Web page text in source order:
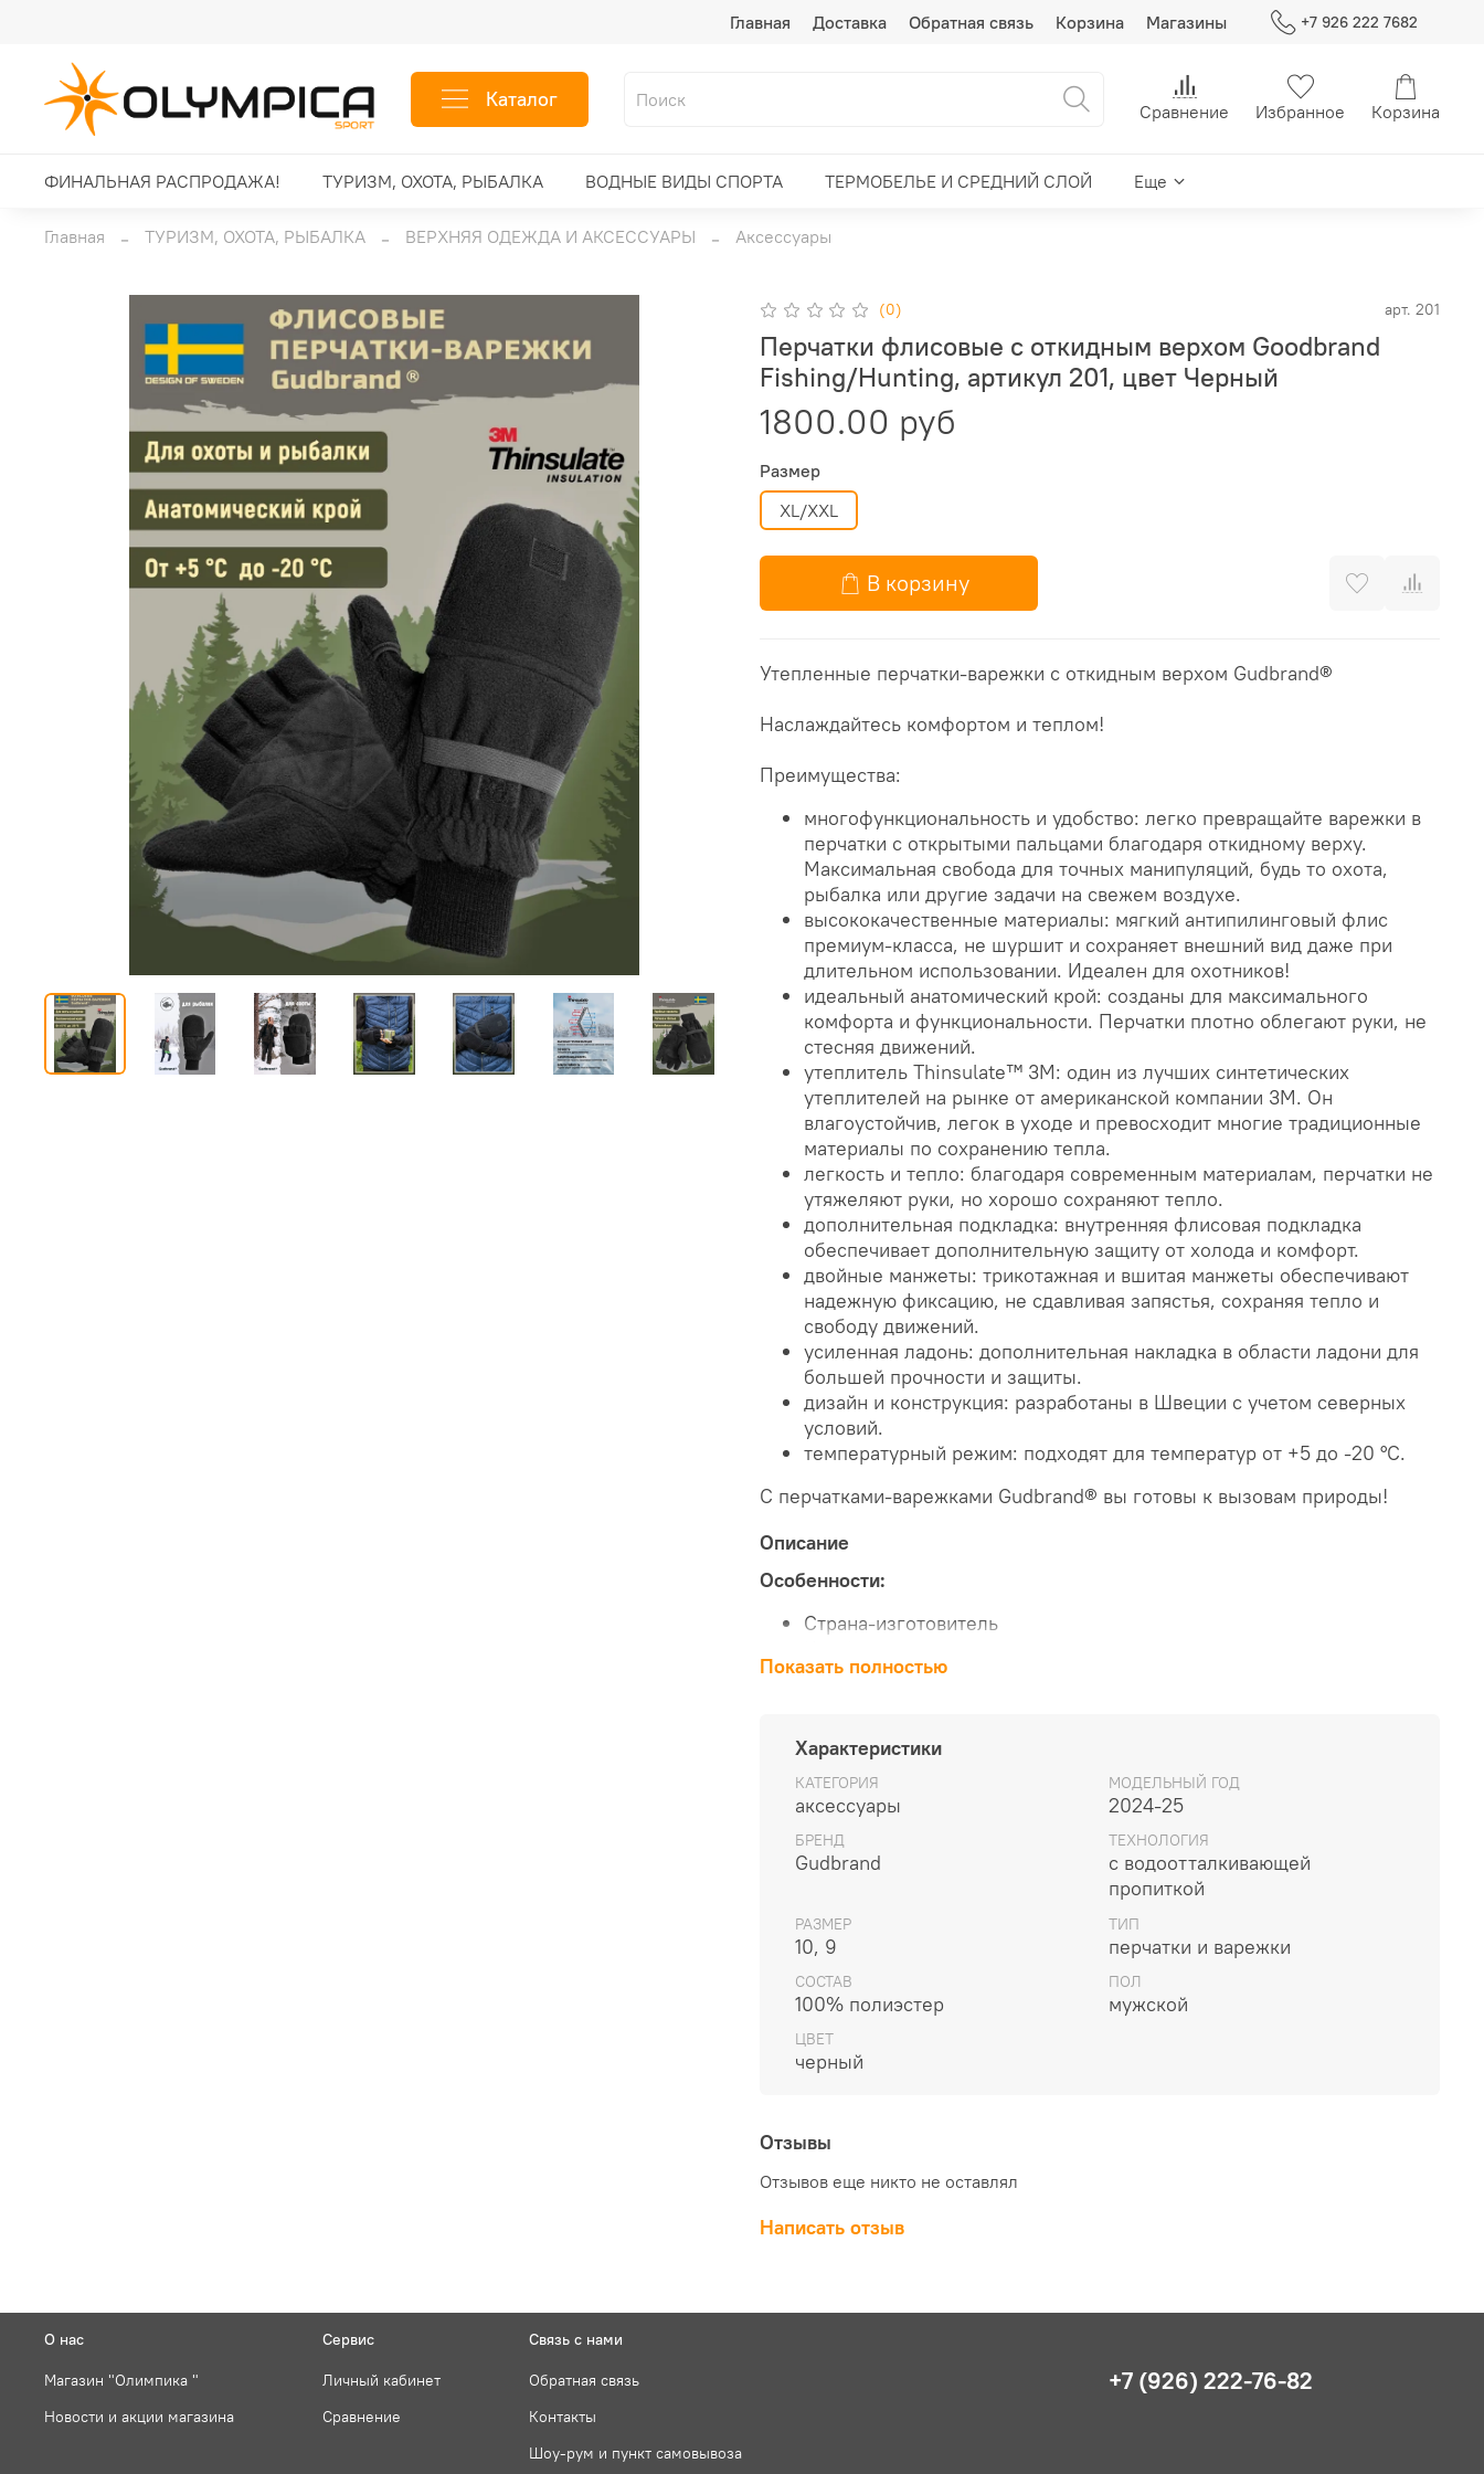
Главная Доставка Обратная связь Корзина Магазины +7 926 222 7682
Каталог Сравнение Избранное Корзина
ФИНАЛЬНАЯ РАСПРОДАЖА! ТУРИЗМ, ОХОТА, РЫБАЛКА ВОДНЫЕ ВИДЫ СПОРТА ТЕРМОБЕЛЬЕ И СРЕДНИЙ СЛОЙ Еще
Главная ТУРИЗМ, ОХОТА, РЫБАЛКА ВЕРХНЯЯ ОДЕЖДА И АКСЕССУАРЫ Аксессуары
(0) арт. 201
Перчатки флисовые с откидным верхом Goodbrand
Fishing/Hunting, артикул 201, цвет Черный
1800.00 руб
Размер
XL/XXL
В корзину
Утепленные перчатки-варежки с откидным верхом Gudbrand®
Наслаждайтесь комфортом и теплом!
Преимущества:
многофункциональность и удобство: легко превращайте варежки в
перчатки с открытыми пальцами благодаря откидному верху.
Максимальная свобода для точных манипуляций, будь то охота,
рыбалка или другие задачи на свежем воздухе.
высококачественные материалы: мягкий антипилинговый флис
премиум-класса, не шуршит и сохраняет внешний вид даже при
длительном использовании. Идеален для охотников!
идеальный анатомический крой: созданы для максимального
комфорта и функциональности. Перчатки плотно облегают руки, не
стесняя движений.
утеплитель Thinsulate™ 3M: один из лучших синтетических
утеплителей на рынке от американской компании 3M. Он
влагоустойчив, легок в уходе и превосходит многие традиционные
материалы по сохранению тепла.
легкость и тепло: благодаря современным материалам, перчатки не
утяжеляют руки, но хорошо сохраняют тепло.
дополнительная подкладка: внутренняя флисовая подкладка
обеспечивает дополнительную защиту от холода и комфорт.
двойные манжеты: трикотажная и вшитая манжеты обеспечивают
надежную фиксацию, не сдавливая запястья, сохраняя тепло и
свободу движений.
усиленная ладонь: дополнительная накладка в области ладони для
большей прочности и защиты.
дизайн и конструкция: разработаны в Швеции с учетом северных
условий.
температурный режим: подходят для температур от +5 до -20 °C.
С перчатками-варежками Gudbrand® вы готовы к вызовам природы!
Описание
Особенности:
Страна-изготовитель
Сезон
100% полиэстер
Материал
Флис
Базовая коллекция
10
11
Международный размер INT
XL
Обхват, мм
229254279
Длина, мм
192 204
Показать полностью
Характеристики
КАТЕГОРИЯ
аксессуары
МОДЕЛЬНЫЙ ГОД
2024-25
БРЕНД
Gudbrand
ТЕХНОЛОГИЯ
с водоотталкивающей
пропиткой
РАЗМЕР
10, 9
ТИП
перчатки и варежки
СОСТАВ
100% полиэстер
ПОЛ
мужской
ЦВЕТ
черный
Отзывы
Отзывов еще никто не оставлял
Написать отзыв
О нас
Магазин "Олимпика "
Новости и акции магазина
Сервис
Личный кабинет
Сравнение
Связь с нами
Обратная связь
Контакты
Шоу-рум и пункт самовывоза
+7 (926) 222-76-82